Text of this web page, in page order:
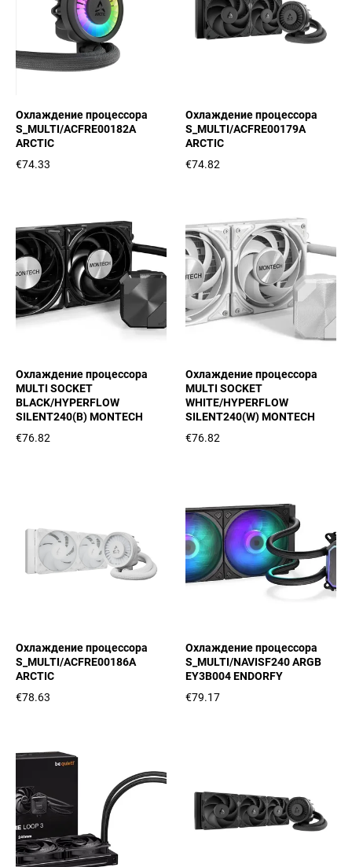
Охлаждение процессора
S_MULTI/ACFRE00182A
ARCTIC
€74.33
Охлаждение процессора
S_MULTI/ACFRE00179A
ARCTIC
€74.82
Охлаждение процессора
MULTI SOCKET
BLACK/HYPERFLOW
SILENT240(B) MONTECH
€76.82
Охлаждение процессора
MULTI SOCKET
WHITE/HYPERFLOW
SILENT240(W) MONTECH
€76.82
Охлаждение процессора
S_MULTI/ACFRE00186A
ARCTIC
€78.63
Охлаждение процессора
S_MULTI/NAVISF240 ARGB
EY3B004 ENDORFY
€79.17